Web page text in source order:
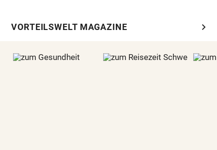
VORTEILSWELT MAGAZINE chevron_right